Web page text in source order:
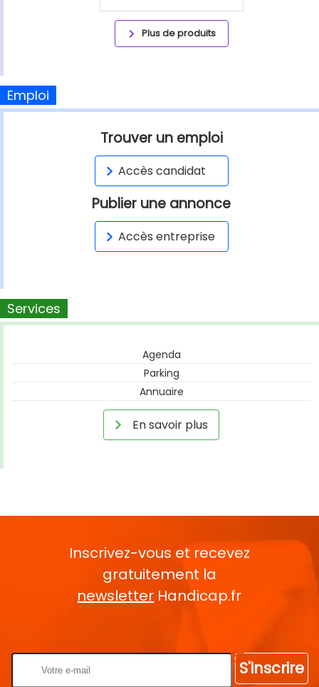
Plus de produits
Emploi
Trouver un emploi
Accès candidat
Publier une annonce
Accès entreprise
Services
Agenda
Parking
Annuaire
En savoir plus
Inscrivez-vous et recevez
gratuitement la
newsletter Handicap.fr
S'inscrire